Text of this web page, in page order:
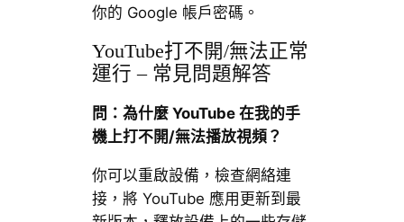
你的 Google 帳戶密碼。
YouTube打不開/無法正常
運行 – 常見問題解答
問：為什麼 YouTube 在我的手
機上打不開/無法播放視頻？
你可以重啟設備，檢查網絡連
接，將 YouTube 應用更新到最